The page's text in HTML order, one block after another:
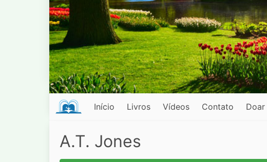
Início Livros Vídeos Contato Doar
A.T. Jones